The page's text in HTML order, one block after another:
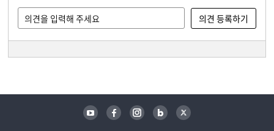
유튜브 페이스북 인스타그램 블로그 트위터